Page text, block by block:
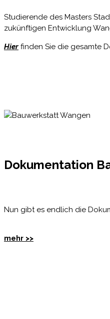
Studierende des Masters
zukünftigen Entwicklung
Hier finden Sie die gesamte
Dokumentation
Nun gibt es endlich die
mehr >>